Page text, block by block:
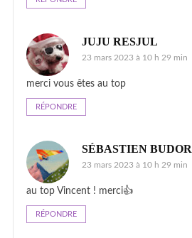
JUJU RESJUL
23 mars 2023 à 10 h 29 min
merci vous êtes au top
RÉPONDRE
SÉBASTIEN BUDOR
23 mars 2023 à 10 h 29 min
au top Vincent ! merci👍
RÉPONDRE